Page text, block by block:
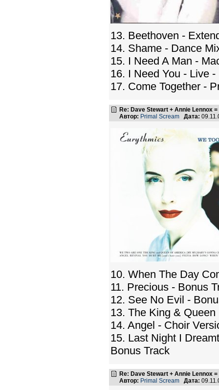
13. Beethoven -
14. Shame - Dance
15. I Need A Man -
16. I Need You - Live
17. Come Together -
Re: Dave Stewart + Annie Lennox
Автор: Primal Scream Дата:
10. When The Day
11. Precious - Bonus
12. See No Evil -
13. The King &
14. Angel - Choir
15. Last Night I
Bonus Track
Re: Dave Stewart + Annie Lennox
Автор: Primal Scream Дата: